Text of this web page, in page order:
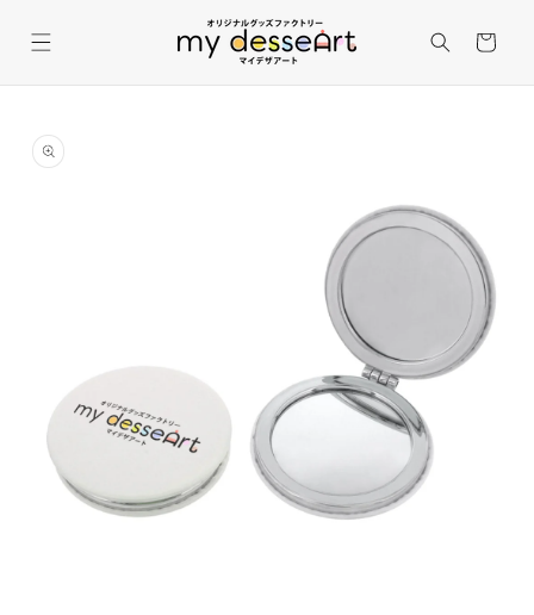
進む
ー
報にス
キップ